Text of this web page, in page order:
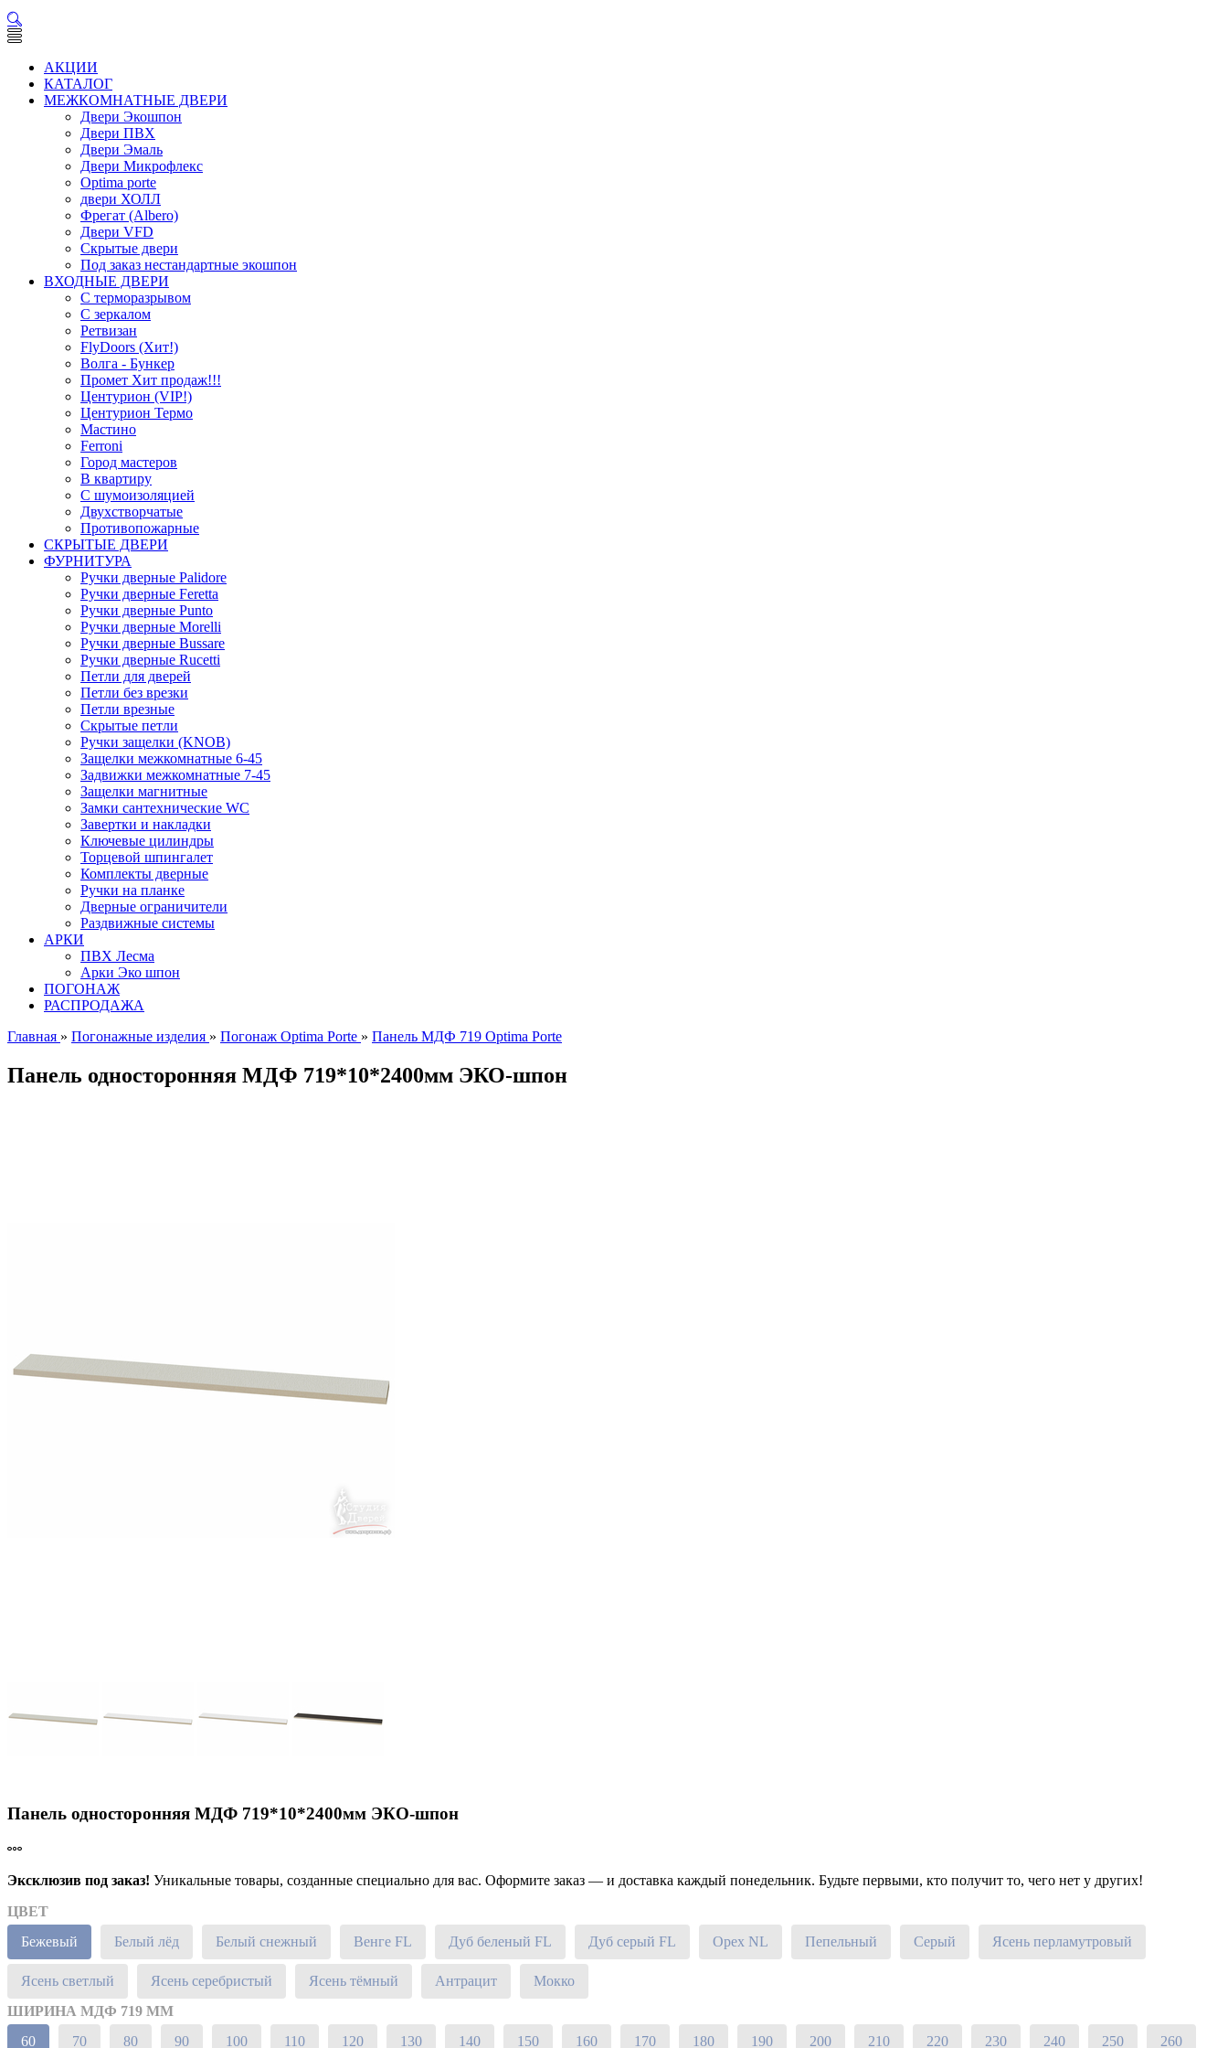
АКЦИИ
КАТАЛОГ
МЕЖКОМНАТНЫЕ ДВЕРИ
Двери Экошпон
Двери ПВХ
Двери Эмаль
Двери Микрофлекс
Optima porte
двери ХОЛЛ
Фрегат (Albero)
Двери VFD
Скрытые двери
Под заказ нестандартные экошпон
ВХОДНЫЕ ДВЕРИ
С терморазрывом
С зеркалом
Ретвизан
FlyDoors (Хит!)
Волга - Бункер
Промет Хит продаж!!!
Центурион (VIP!)
Центурион Термо
Мастино
Ferroni
Город мастеров
В квартиру
С шумоизоляцией
Двухстворчатые
Противопожарные
СКРЫТЫЕ ДВЕРИ
ФУРНИТУРА
Ручки дверные Palidore
Ручки дверные Feretta
Ручки дверные Punto
Ручки дверные Morelli
Ручки дверные Bussare
Ручки дверные Rucetti
Петли для дверей
Петли без врезки
Петли врезные
Скрытые петли
Ручки защелки (KNOB)
Защелки межкомнатные 6-45
Задвижки межкомнатные 7-45
Защелки магнитные
Замки сантехнические WC
Завертки и накладки
Ключевые цилиндры
Торцевой шпингалет
Комплекты дверные
Ручки на планке
Дверные ограничители
Раздвижные системы
АРКИ
ПВХ Лесма
Арки Эко шпон
ПОГОНАЖ
РАСПРОДАЖА
Главная » Погонажные изделия » Погонаж Optima Porte » Панель МДФ 719 Optima Porte
Панель односторонняя МДФ 719*10*2400мм ЭКО-шпон
Панель односторонняя МДФ 719*10*2400мм ЭКО-шпон
Эксклюзив под заказ! Уникальные товары, созданные специально для вас. Оформите заказ — и доставка каждый понедельник. Будьте первыми, кто получит то, чего нет у других!
ЦВЕТ
Бежевый
Белый лёд Белый снежный Венге FL Дуб беленый FL Дуб серый FL Орех NL Пепельный Серый Ясень перламутровый
Ясень светлый Ясень серебристый Ясень тёмный Антрацит
Мокко
ШИРИНА МДФ 719 ММ
60
70 80 90 100 110 120 130 140 150 160 170 180 190 200 210 220 230 240 250 260